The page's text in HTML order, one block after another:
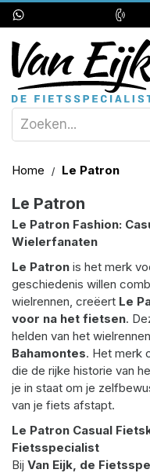
Home Le Patron
Le Patron
Le Patron Fashion:
Wielerfanaten
Le Patron is het merk
geschiedenis willen
wielrennen, creëert Le
voor na het fietsen.
helden van het
Bahamontes. Het merk
die de rijke historie van
je in staat om je
van je fiets afstapt.
Le Patron Casual
Fietsspecialist
Bij Van Eijk, de